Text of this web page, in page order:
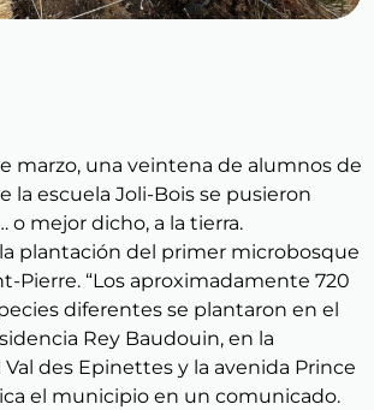
marzo, una veintena de alumnos de
la escuela Joli-Bois se pusieron
o mejor dicho, a la tierra.
plantación del primer microbosque
Pierre. “Los aproximadamente 720
diferentes se plantaron en el
Rey Baudouin, en la
des Epinettes y la avenida Prince
el municipio en un comunicado.